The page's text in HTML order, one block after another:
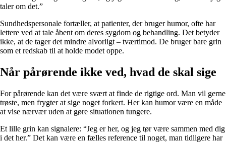
taler om det.”
Sundhedspersonale fortæller, at patienter, der bruger humor, ofte har
lettere ved at tale åbent om deres sygdom og behandling. Det betyder
ikke, at de tager det mindre alvorligt – tværtimod. De bruger bare grin
som et redskab til at holde modet oppe.
Når pårørende ikke ved, hvad de skal sige
For pårørende kan det være svært at finde de rigtige ord. Man vil gerne
trøste, men frygter at sige noget forkert. Her kan humor være en måde
at vise nærvær uden at gøre situationen tungere.
Et lille grin kan signalere: “Jeg er her, og jeg tør være sammen med dig
i det her.” Det kan være en fælles reference til noget, man tidligere har